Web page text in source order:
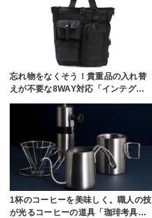
忘れ物をなくそう！貴重品の入れ替
えが不要な8WAY対応「インテグ…
1杯のコーヒーを美味しく。職人の技
が光るコーヒーの道具「珈琲考具…